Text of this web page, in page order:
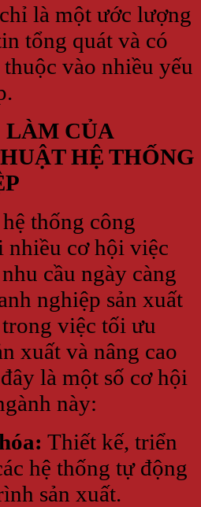
là một ước lượng
tổng quát và có
vào nhiều yếu
LÀM CỦA
HỆ THỐNG
thống công
nhiều cơ hội việc
cầu ngày càng
nghiệp sản xuất
việc tối ưu
xuất và nâng cao
là một số cơ hội
này:
Thiết kế, triển
hệ thống tự động
sản xuất.